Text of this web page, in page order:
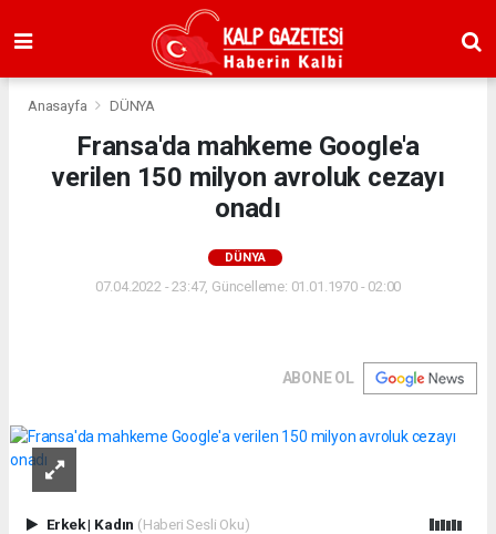
Anasayfa DÜNYA
Fransa'da mahkeme Google'a
verilen 150 milyon avroluk cezayı
onadı
DÜNYA
07.04.2022 - 23:47, Güncelleme: 01.01.1970 - 02:00
ABONE OL
Erkek| Kadın (Haberi Sesli Oku)